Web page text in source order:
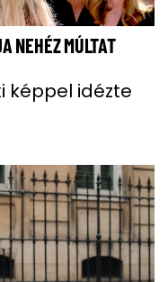
NEHÉZ MÚLTAT
képpel idézte